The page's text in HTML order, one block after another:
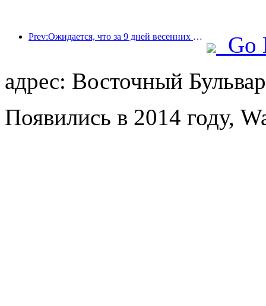
Prev:Ожидается, что за 9 дней весенних праздников более 18 миллионов человек совершат поездки в страну и из страны.
Go
адрес: Восточный
Появились в 2014 году,